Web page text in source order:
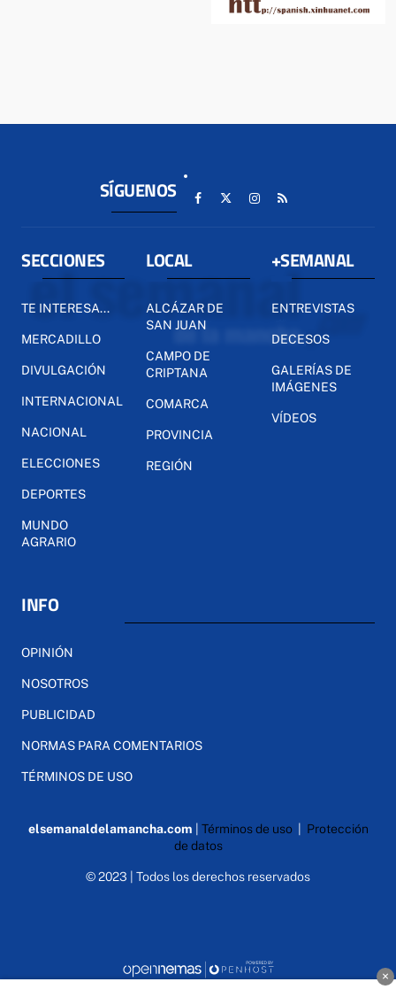
SÍGUENOS
SECCIONES
TE INTERESA...
MERCADILLO
DIVULGACIÓN
INTERNACIONAL
NACIONAL
ELECCIONES
DEPORTES
MUNDO
AGRARIO
LOCAL
ALCÁZAR DE
SAN JUAN
CAMPO DE
CRIPTANA
COMARCA
PROVINCIA
REGIÓN
+SEMANAL
ENTREVISTAS
DECESOS
GALERÍAS DE
IMÁGENES
VÍDEOS
INFO
OPINIÓN
NOSOTROS
PUBLICIDAD
NORMAS PARA COMENTARIOS
TÉRMINOS DE USO
elsemanaldelamancha.com Términos de uso| Protección
de datos
© 2023 | Todos los derechos reservados
×